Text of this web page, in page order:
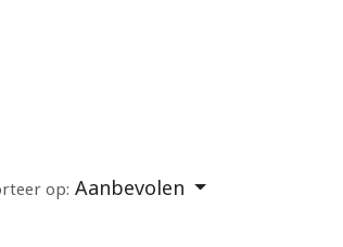
op: Aanbevolen